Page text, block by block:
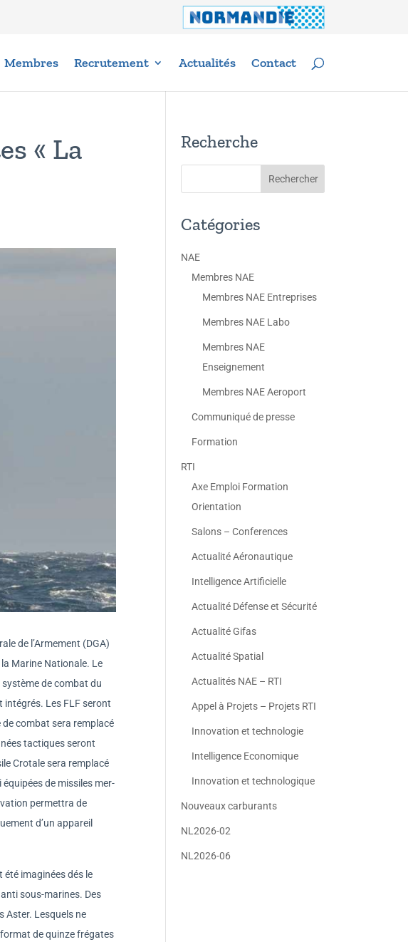
Membres Recrutement Actualités Contact
« La
de l’Armement (DGA)
Marine Nationale. Le
de combat du
Les FLF seront
combat sera remplacé
tactiques seront
Crotale sera remplacé
de missiles mer-
permettra de
d’un appareil
été imaginées dés le
sous-marines. Des
Aster. Lesquels ne
de quinze frégates
Recherche
Catégories
NAE
Membres NAE
Membres NAE Entreprises
Membres NAE Labo
Membres NAE
Enseignement
Membres NAE Aeroport
Communiqué de presse
Formation
RTI
Axe Emploi Formation
Orientation
Salons – Conferences
Actualité Aéronautique
Intelligence Artificielle
Actualité Défense et Sécurité
Actualité Gifas
Actualité Spatial
Actualités NAE – RTI
Appel à Projets – Projets RTI
Innovation et technologie
Intelligence Economique
Innovation et technologique
Nouveaux carburants
NL2026-02
NL2026-06